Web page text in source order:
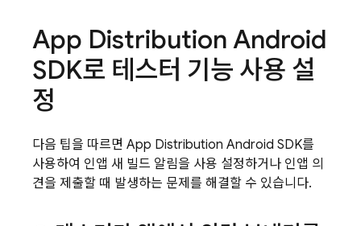
App Distribution Android
SDK로 테스터 기능 사용 설
정
다음 팁을 따르면 App Distribution Android SDK를
사용하여 인앱 새 빌드 알림을 사용 설정하거나 인앱 의
견을 제출할 때 발생하는 문제를 해결할 수 있습니다.